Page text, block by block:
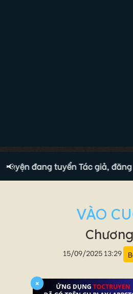
📢 đang tuyển Tác giả, đăng
VÀO
15/09/2025 13:29
×